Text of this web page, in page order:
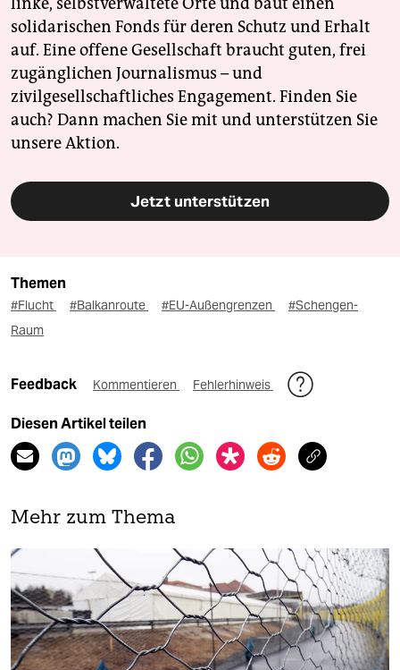
solidarischen Fonds für deren Schutz und Erhalt
auf. Eine offene Gesellschaft braucht guten, frei
zugänglichen Journalismus – und
zivilgesellschaftliches Engagement. Finden Sie
auch? Dann machen Sie mit und unterstützen Sie
unsere Aktion.
Jetzt unterstützen
Themen
#Flucht #Balkanroute #EU-Außengrenzen
#Schengen-
Raum
Feedback Kommentieren Fehlerhinweis
Diesen Artikel teilen
Mehr zum Thema